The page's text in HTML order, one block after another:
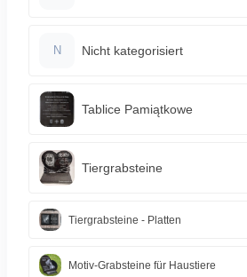
N Nicht kategorisiert
Tablice Pamiątkowe
Tiergrabsteine
Tiergrabsteine - Platten
Motiv-Grabsteine für Haustiere